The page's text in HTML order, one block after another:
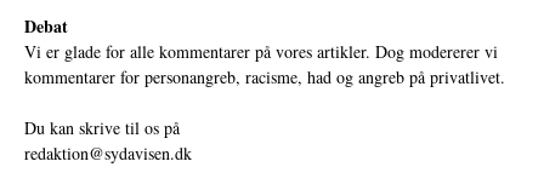
Debat
Vi er glade for alle kommentarer på vores artikler. Dog modererer vi
kommentarer for personangreb, racisme, had og angreb på privatlivet.
Du kan skrive til os på
redaktion@sydavisen.dk